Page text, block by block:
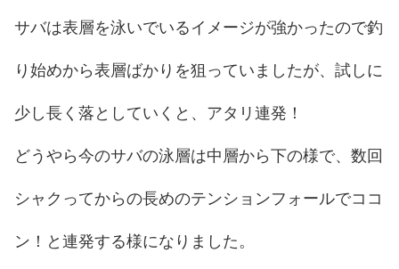
サバは表層を泳いでいるイメージが強かったので釣
り始めから表層ばかりを狙っていましたが、試しに
少し長く落としていくと、アタリ連発！
どうやら今のサバの泳層は中層から下の様で、数回
シャクってからの長めのテンションフォールでココ
ン！と連発する様になりました。